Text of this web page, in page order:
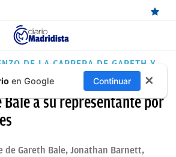
DE LA CARRERA DE GARETH Y
BARNETT
Bale a su representante por
de Gareth Bale, Jonathan Barnett,
en Google Continuar ✕